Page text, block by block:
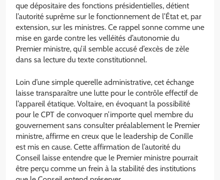
que dépositaire des fonctions présidentielles, détient
l’autorité suprême sur le fonctionnement de l’État et, par
extension, sur les ministres. Ce rappel sonne comme une
mise en garde contre les velléités d’autonomie du
Premier ministre, qu’il semble accusé d’excès de zèle
dans sa lecture du texte constitutionnel.
Loin d’une simple querelle administrative, cet échange
laisse transparaître une lutte pour le contrôle effectif de
l’appareil étatique. Voltaire, en évoquant la possibilité
pour le CPT de convoquer n’importe quel membre du
gouvernement sans consulter préalablement le Premier
ministre, affirme en creux que le leadership de Conille
est mis en cause. Cette affirmation de l’autorité du
Conseil laisse entendre que le Premier ministre pourrait
être perçu comme un frein à la stabilité des institutions